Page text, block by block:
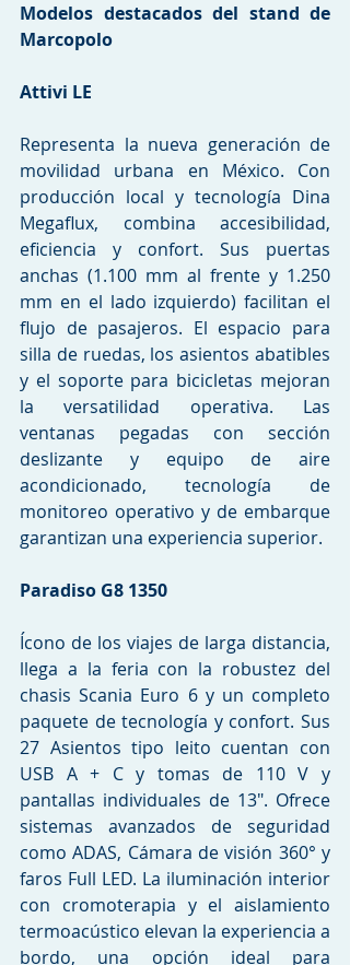
Modelos destacados del stand de
Marcopolo
Attivi LE
Representa la nueva generación de
movilidad urbana en México. Con
producción local y tecnología Dina
Megaflux, combina accesibilidad,
eficiencia y confort. Sus puertas
anchas (1.100 mm al frente y 1.250
mm en el lado izquierdo) facilitan el
flujo de pasajeros. El espacio para
silla de ruedas, los asientos abatibles
y el soporte para bicicletas mejoran
la versatilidad operativa. Las
ventanas pegadas con sección
deslizante y equipo de aire
acondicionado, tecnología de
monitoreo operativo y de embarque
garantizan una experiencia superior.
Paradiso G8 1350
Ícono de los viajes de larga distancia,
llega a la feria con la robustez del
chasis Scania Euro 6 y un completo
paquete de tecnología y confort. Sus
27 Asientos tipo leito cuentan con
USB A + C y tomas de 110 V y
pantallas individuales de 13". Ofrece
sistemas avanzados de seguridad
como ADAS, Cámara de visión 360° y
faros Full LED. La iluminación interior
con cromoterapia y el aislamiento
termoacústico elevan la experiencia a
bordo, una opción ideal para